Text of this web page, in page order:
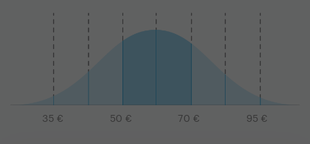
35 € 50 € 70 € 95 €